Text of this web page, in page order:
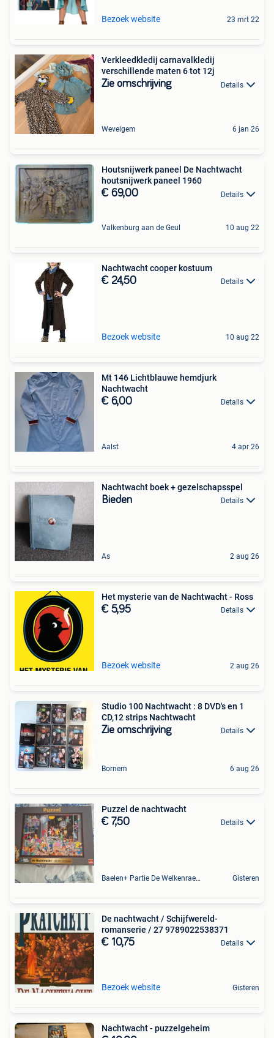
Bezoek website 23 mrt 22
Verkleedkledij carnavalkledij
verschillende maten 6 tot 12j
Zie omschrijving Details
Wevelgem 6 jan 26
Houtsnijwerk paneel De Nachtwacht
houtsnijwerk paneel 1960
€ 69,00 Details
Valkenburg aan de Geul 10 aug 22
Nachtwacht cooper kostuum
€ 24,50 Details
Bezoek website 10 aug 22
Mt 146 Lichtblauwe hemdjurk
Nachtwacht
€ 6,00 Details
Aalst 4 apr 26
Nachtwacht boek + gezelschapsspel
Bieden Details
As 2 aug 26
Het mysterie van de Nachtwacht - Ross
€ 5,95 Details
Bezoek website 2 aug 26
Studio 100 Nachtwacht : 8 DVD's en 1
CD,12 strips Nachtwacht
Zie omschrijving Details
Bornem 6 aug 26
Puzzel de nachtwacht
€ 7,50 Details
Baelen+ Partie De Welkenraedt Gisteren
De nachtwacht / Schijfwereld-
romanserie / 27 9789022538371
€ 10,75 Details
Bezoek website Gisteren
Nachtwacht - puzzelgeheim